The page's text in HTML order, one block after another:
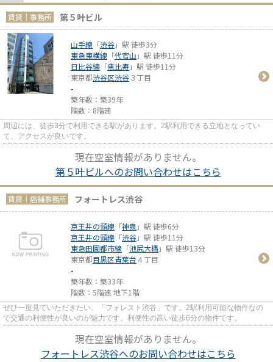
賃貸｜事務所 第５叶ビル
山手線 「渋谷」駅 徒歩3分
東急東横線 「代官山 」駅 徒歩11分
日比谷線 「恵比寿」駅 徒歩11分
東京都渋谷区渋谷３丁目
-
築年数：築39年
階数：8階建
周辺には、徒歩3分で利用できる駅があります。2駅利用できる立地となってい
て、アクセスが良いです。
現在空室情報がありません。
第５叶ビルへのお問い合わせはこちら
賃貸｜店舗事務所 フォートレス渋谷
京王井の頭線 「神泉 」駅 徒歩6分
京王井の頭線 「渋谷」駅 徒歩11分
東急田園都市線 「池尻大橋」駅 徒歩13分
東京都目黒区青葉台４丁目
-
築年数：築33年
階数：5階建 地下1階
ぜひ一度見ていただきたい、「フォレスト渋谷」です。2駅利用可能な物件なの
で交通の利便性が良いのが魅力です。利便性の高い徒歩6分の物件です。
現在空室情報がありません。
フォートレス渋谷へのお問い合わせはこちら